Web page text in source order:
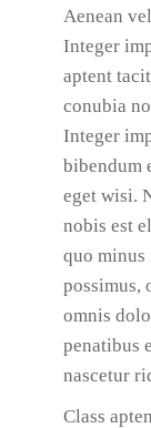
Aenean
Integer
aptent
conubia
Integer
bibendum
eget wisi.
nobis est
quo minus
possimus,
omnis
penatibus
nascetur
Class